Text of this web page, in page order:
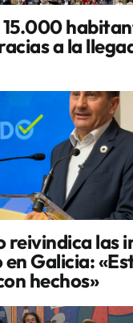
a la
reivindica las
Galicia:
hechos»